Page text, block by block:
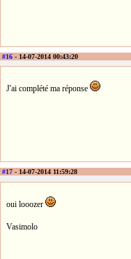
#16 - 14-07-2014 00:43:20
J'ai complété ma réponse
#17 - 14-07-2014 11:59:28
oui looozer
Vasimolo